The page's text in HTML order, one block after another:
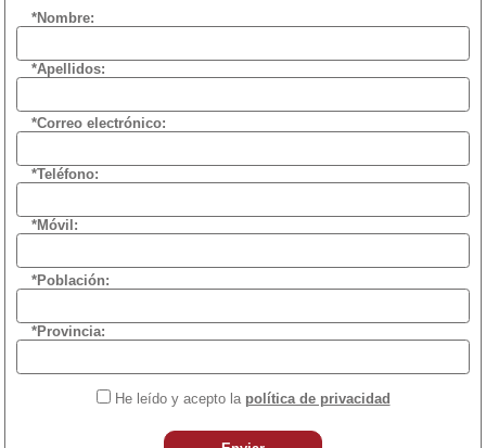
*Nombre:
*Apellidos:
*Correo electrónico:
*Teléfono:
*Móvil:
*Población:
*Provincia:
He leído y acepto la política de privacidad